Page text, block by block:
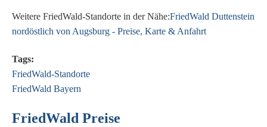
Weitere FriedWald-Standorte in der Nähe:FriedWald Duttenstein
nordöstlich von Augsburg - Preise, Karte & Anfahrt
Tags:
FriedWald-Standorte
FriedWald Bayern
FriedWald Preise